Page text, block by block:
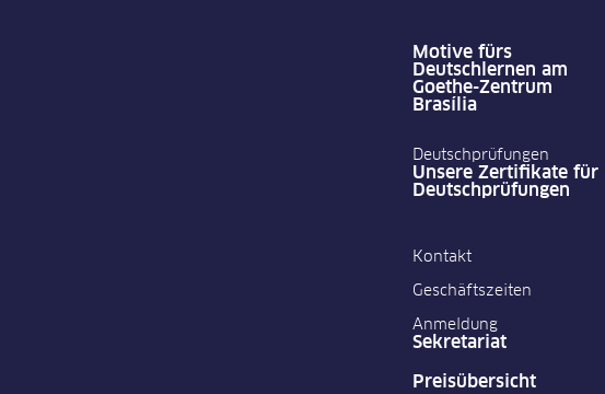
Motive fürs
Deutschlernen am
Goethe-Zentrum
Brasília
Deutschprüfungen
Unsere Zertifikate für
Deutschprüfungen
Kontakt
Geschäftszeiten
Anmeldung
Sekretariat
Preisübersicht